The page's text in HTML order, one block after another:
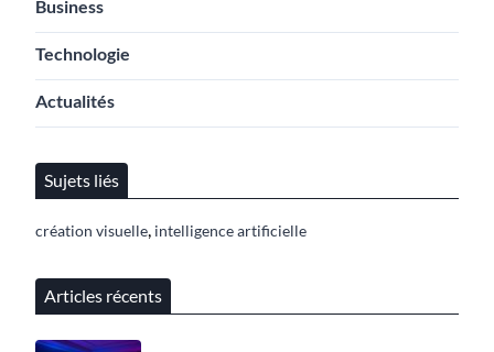
Business
Technologie
Actualités
Sujets liés
création visuelle, intelligence artificielle
Articles récents